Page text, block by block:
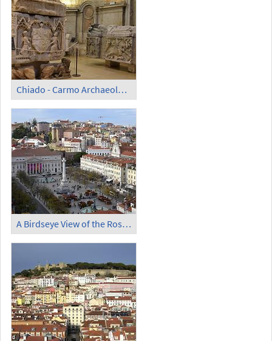
Chiado - Carmo Archaeological Museum
A Birdseye View of the Rossio Square